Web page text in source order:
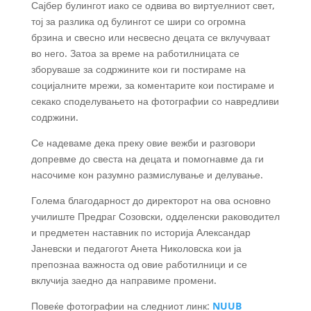
Сајбер булингот иако се одвива во виртуелниот свет,
тој за разлика од булингот се шири со огромна
брзина и свесно или несвесно децата се вклучуваат
во него. Затоа за време на работилницата се
зборуваше за содржините кои ги постираме на
социјалните мрежи, за коментарите кои постираме и
секако споделувањето на фотографии со навредливи
содржини.
Се надеваме дека преку овие вежби и разговори
допревме до свеста на децата и помогнавме да ги
насочиме кон разумно размислување и делување.
Голема благодарност до директорот на ова основно
училиште Предраг Созовски, одделенски раководител
и предметен наставник по историја Александар
Јаневски и педагогот Анета Николовска кои ја
препознаа важноста од овие работилници и се
вклучија заедно да направиме промени.
Повеќе фотографии на следниот линк: NUUB